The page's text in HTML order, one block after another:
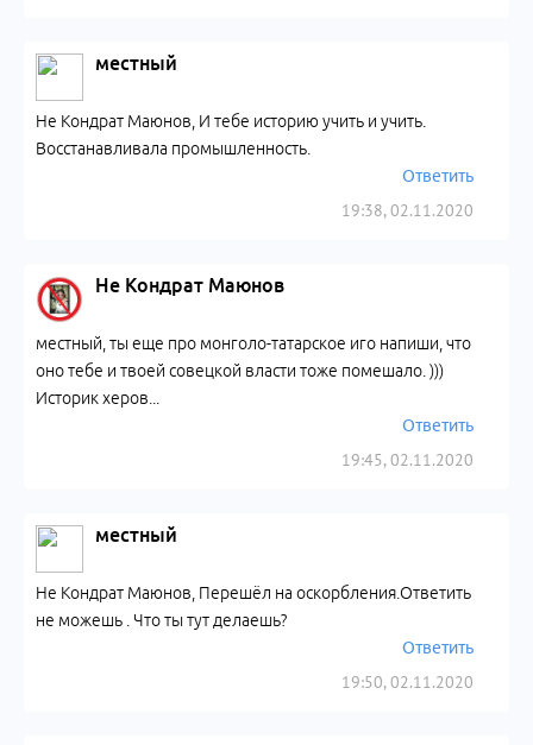
местный
19:38, 02.11.2020
Не Кондрат Маюнов, И тебе историю учить и учить.
Восстанавливала промышленность.
Ответить
Не Кондрат Маюнов
19:45, 02.11.2020
местный, ты еще про монголо-татарское иго напиши, что
оно тебе и твоей совецкой власти тоже помешало. )))
Историк хеpoв...
Ответить
местный
19:50, 02.11.2020
Не Кондрат Маюнов, Перешёл на оскорбления.Ответить
не можешь . Что ты тут делаешь?
Ответить